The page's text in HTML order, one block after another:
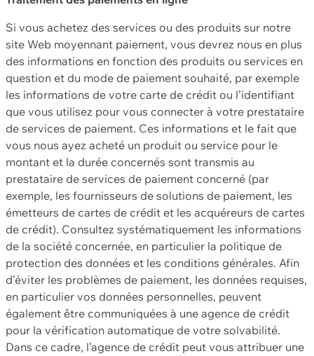
Si vous achetez des services ou des produits sur notre
site Web moyennant paiement, vous devrez nous en plus
des informations en fonction des produits ou services en
question et du mode de paiement souhaité, par exemple
les informations de votre carte de crédit ou l’identifiant
que vous utilisez pour vous connecter à votre prestataire
de services de paiement. Ces informations et le fait que
vous nous ayez acheté un produit ou service pour le
montant et la durée concernés sont transmis au
prestataire de services de paiement concerné (par
exemple, les fournisseurs de solutions de paiement, les
émetteurs de cartes de crédit et les acquéreurs de cartes
de crédit). Consultez systématiquement les informations
de la société concernée, en particulier la politique de
protection des données et les conditions générales. Afin
d’éviter les problèmes de paiement, les données requises,
en particulier vos données personnelles, peuvent
également être communiquées à une agence de crédit
pour la vérification automatique de votre solvabilité.
Dans ce cadre, l’agence de crédit peut vous attribuer une